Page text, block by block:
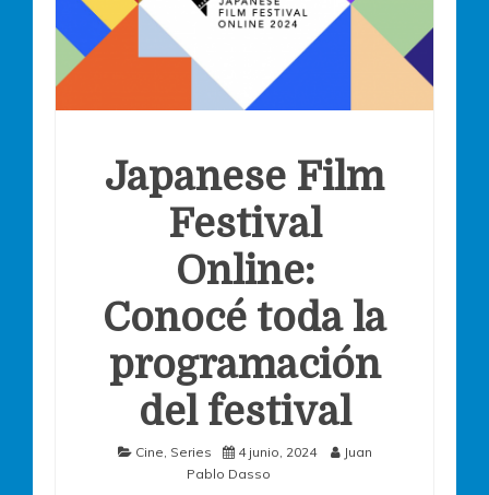
Japanese Film
Festival
Online:
Conocé toda la
programación
del festival
Cine, Series 4 junio, 2024
Juan
Pablo Dasso